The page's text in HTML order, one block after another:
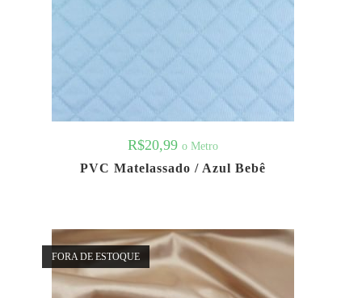
R$20,99 o Metro
PVC Matelassado / Azul Bebê
FORA DE ESTOQUE